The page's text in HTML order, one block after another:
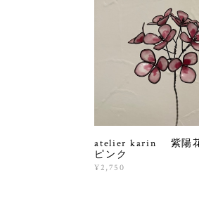
atelier karin 紫陽
ピンク
¥2,750